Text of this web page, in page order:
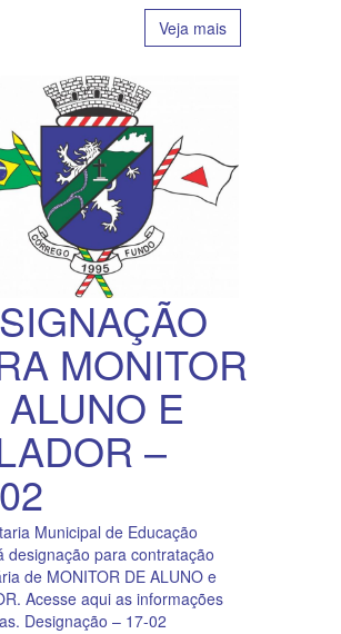
Veja mais
MONITOR
E
–
Municipal de Educação
designação para contratação
de MONITOR DE ALUNO e
Acesse aqui as informações
Designação – 17-02